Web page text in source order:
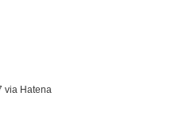
via Hatena